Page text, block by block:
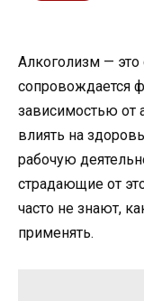
Алкоголизм — это
сопровождается
зависимостью от
влиять на
рабочую
страдающие от
часто не знают,
применять.